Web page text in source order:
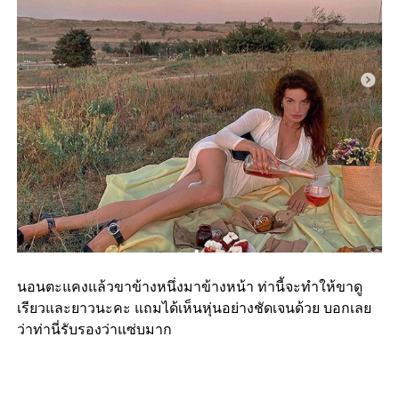
นอนตะแคงแล้วขาข้างหนึ่งมาข้างหน้า ท่านี้จะทำให้ขาดู
เรียวและยาวนะคะ แถมได้เห็นหุ่นอย่างชัดเจนด้วย บอกเลย
ว่าท่านี่รับรองว่าแซ่บมาก